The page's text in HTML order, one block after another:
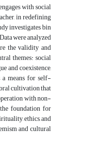
with social
in redefining
investigates bin
were analyzed
the validity and
themes: social
and coexistence,
means for self-
cultivation that
with non-
foundation for
ethics, and
and cultural